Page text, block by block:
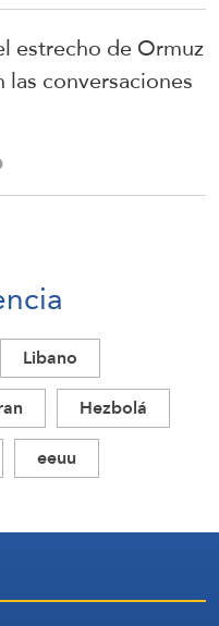
estrecho de Ormuz
conversaciones
Libano
Hezbolá
eeuu